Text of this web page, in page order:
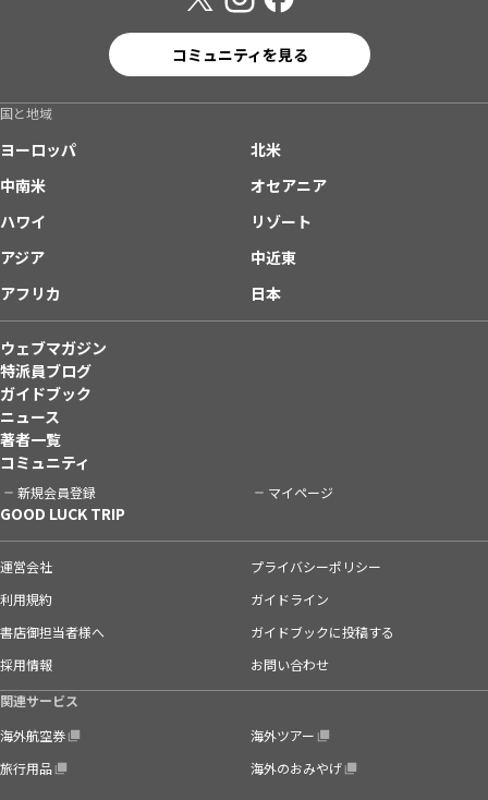
コミュニティを見る
国と地域
ヨーロッパ
北米
中南米
オセアニア
ハワイ
リゾート
アジア
中近東
アフリカ
日本
ウェブマガジン
特派員ブログ
ガイドブック
ニュース
著者一覧
コミュニティ
新規会員登録 マイページ
GOOD LUCK TRIP
運営会社
プライバシーポリシー
利用規約
ガイドライン
書店御担当者様へ
ガイドブックに投稿する
採用情報
お問い合わせ
関連サービス
海外航空券
海外ツアー
旅行用品
海外のおみやげ